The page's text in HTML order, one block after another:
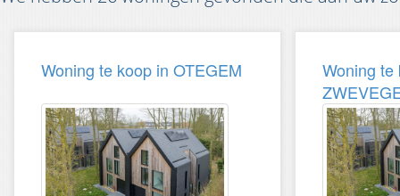
Woning te koop in OTEGEM
Woning te